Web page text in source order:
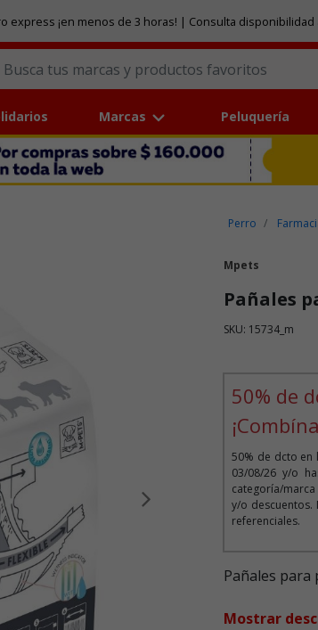
express ¡en menos de 3 horas! | Consulta
Marcas Peluquería
Perro
Mpets
Pañales
SKU: 15734_m
50% de
50% de dcto en
03/08/26 y/o
categoría/
y/o descuentos.
referenciales.
Pañales
Mostrar